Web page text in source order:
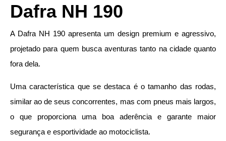
Dafra NH 190
A Dafra NH 190 apresenta um design premium e agressivo,
projetado para quem busca aventuras tanto na cidade quanto
fora dela.
Uma característica que se destaca é o tamanho das rodas,
similar ao de seus concorrentes, mas com pneus mais largos,
o que proporciona uma boa aderência e garante maior
segurança e esportividade ao motociclista.